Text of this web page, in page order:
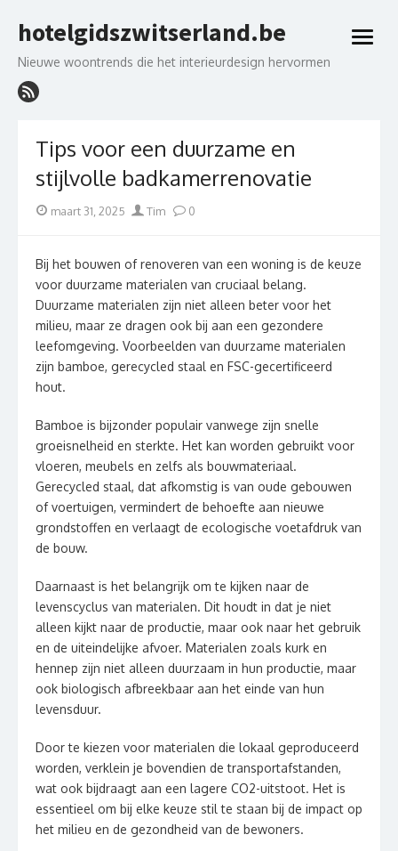
to
hotelgidszwitserland.be
Nieuwe woontrends die het interieurdesign hervormen
open
Tips voor een duurzame en
stijlvolle badkamerrenovatie
Posted
maart 31, 2025 Author
Tim 0
Bij het bouwen of renoveren van een woning is de keuze
voor duurzame materialen van cruciaal belang.
Duurzame materialen zijn niet alleen beter voor het
milieu, maar ze dragen ook bij aan een gezondere
leefomgeving. Voorbeelden van duurzame materialen
zijn bamboe, gerecycled staal en FSC-gecertificeerd
hout.
Bamboe is bijzonder populair vanwege zijn snelle
groeisnelheid en sterkte. Het kan worden gebruikt voor
vloeren, meubels en zelfs als bouwmateriaal.
Gerecycled staal, dat afkomstig is van oude gebouwen
of voertuigen, vermindert de behoefte aan nieuwe
grondstoffen en verlaagt de ecologische voetafdruk van
de bouw.
Daarnaast is het belangrijk om te kijken naar de
levenscyclus van materialen. Dit houdt in dat je niet
alleen kijkt naar de productie, maar ook naar het gebruik
en de uiteindelijke afvoer. Materialen zoals kurk en
hennep zijn niet alleen duurzaam in hun productie, maar
ook biologisch afbreekbaar aan het einde van hun
levensduur.
Door te kiezen voor materialen die lokaal geproduceerd
worden, verklein je bovendien de transportafstanden,
wat ook bijdraagt aan een lagere CO2-uitstoot. Het is
essentieel om bij elke keuze stil te staan bij de impact op
het milieu en de gezondheid van de bewoners.